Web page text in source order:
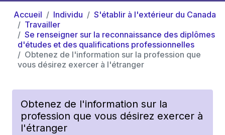
Accueil Individu
S'établir à l'extérieur du Canada
Travailler
Se renseigner sur la reconnaissance des diplômes
d'études et des qualifications professionnelles
Obtenez de l'information sur la profession que
vous désirez exercer à l'étranger
Obtenez de l'information sur la
profession que vous désirez exercer à
l'étranger